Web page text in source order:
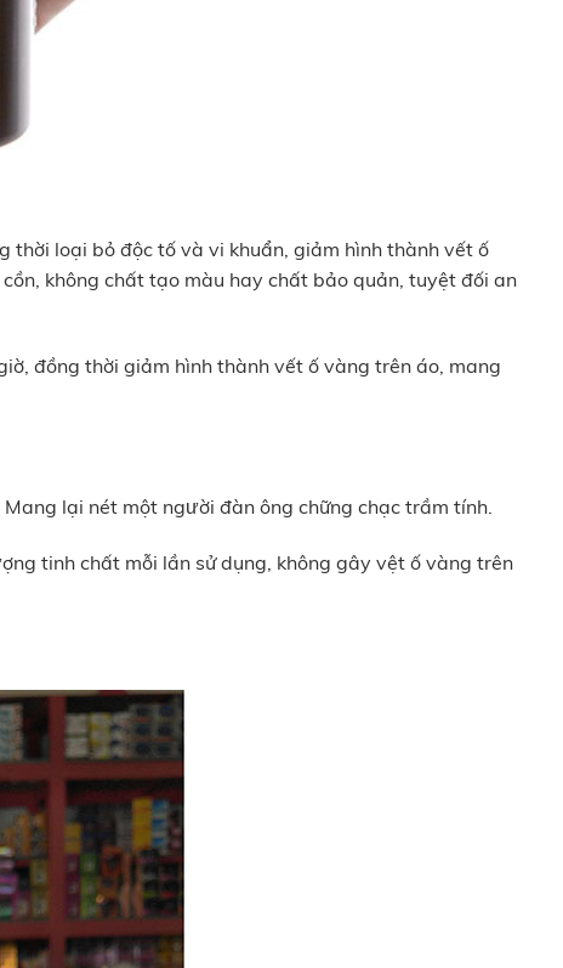
thời loại bỏ độc tố và vi khuẩn, giảm hình thành vết ố
không chất tạo màu hay chất bảo quản, tuyệt đối an
đồng thời giảm hình thành vết ố vàng trên áo, mang
lại nét một người đàn ông chững chạc trầm tính.
tinh chất mỗi lần sử dụng, không gây vệt ố vàng trên